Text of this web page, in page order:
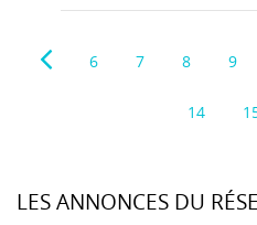
6 7 8 9
14
LES ANNONCES DU